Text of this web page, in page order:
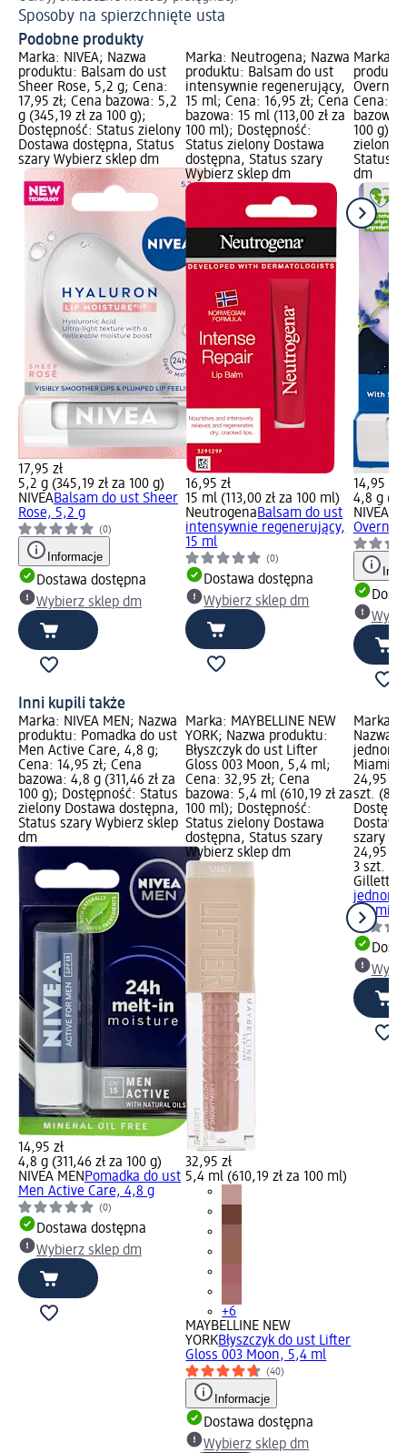
Sposoby na spierzchnięte usta
Podobne produkty
Marka: NIVEA; Nazwa
produktu: Balsam do ust
Sheer Rose, 5,2 g; Cena:
17,95 zł; Cena bazowa: 5,2
g (345,19 zł za 100 g);
Dostępność: Status zielony
Dostawa dostępna, Status
szary Wybierz sklep dm
17,95 zł
5,2 g (345,19 zł za 100 g)
NIVEABalsam do ust Sheer
Rose, 5,2 g
(0)
Informacje
Dostawa dostępna
Wybierz sklep dm
Marka: Neutrogena; Nazwa
produktu: Balsam do ust
intensywnie regenerujący,
15 ml; Cena: 16,95 zł; Cena
bazowa: 15 ml (113,00 zł za
100 ml); Dostępność:
Status zielony Dostawa
dostępna, Status szary
Wybierz sklep dm
16,95 zł
15 ml (113,00 zł za 100 ml)
NeutrogenaBalsam do ust
intensywnie regenerujący,
15 ml
(0)
Dostawa dostępna
Wybierz sklep dm
Marka:
Cena:
bazowa:
100 g);
zielony
Status
dm
14,95 zł
4,8 g
NIVEA
Inni kupili także
Marka: NIVEA MEN; Nazwa
produktu: Pomadka do ust
Men Active Care, 4,8 g;
Cena: 14,95 zł; Cena
bazowa: 4,8 g (311,46 zł za
100 g); Dostępność: Status
zielony Dostawa dostępna,
Status szary Wybierz sklep
dm
14,95 zł
4,8 g (311,46 zł za 100 g)
NIVEA MEN Pomadka do ust
Men Active Care, 4,8 g
(0)
Dostawa dostępna
Wybierz sklep dm
Marka: MAYBELLINE NEW
YORK; Nazwa produktu:
Błyszczyk do ust Lifter
Gloss 003 Moon, 5,4 ml;
Cena: 32,95 zł; Cena
bazowa: 5,4 ml (610,19 zł za
100 ml); Dostępność:
Status zielony Dostawa
dostępna, Status szary
Wybierz sklep dm
32,95 zł
5,4 ml (610,19 zł za 100 ml)
+6
MAYBELLINE NEW
YORKBłyszczyk do ust Lifter
Gloss 003 Moon, 5,4 ml
(40)
Informacje
Dostawa dostępna
Wybierz sklep dm
Marka:
Nazwa
Miami,
24,95
szt.
szary
24,95 zł
3 szt.
Gillette
Miami,